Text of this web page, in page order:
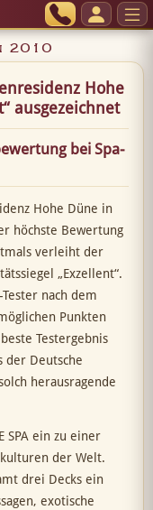
2010
Hohe
ausgezeichnet
bei Spa-
Hohe Düne in
höchste Bewertung
verleiht der
„Exzellent“.
nach dem
Punkten
Testergebnis
der Deutsche
herausragende
SPA ein zu einer
der Welt.
drei Decks ein
exotische